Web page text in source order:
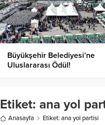
Büyükşehir Belediyesi’ne
Uluslararası Ödül!
Etiket: ana yol
Anasayfa Etiket: ana yol partisi